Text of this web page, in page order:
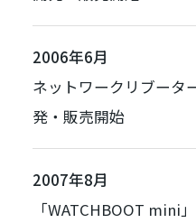
2006年6月
ネットワークリブータ
発・販売開始
2007年8月
「WATCHBOOT mini